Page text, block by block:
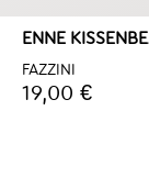
ENNE
FAZZINI
19,00 €